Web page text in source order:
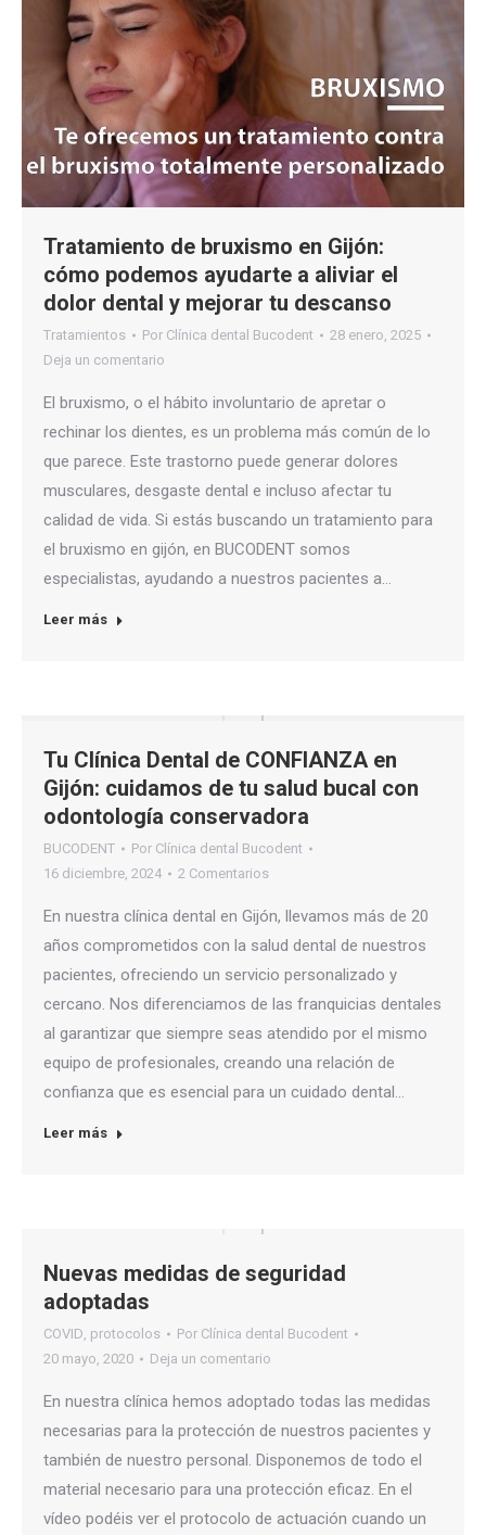
Tratamiento de bruxismo en Gijón:
cómo podemos ayudarte a aliviar el
dolor dental y mejorar tu descanso
Tratamientos Por Clínica dental Bucodent
28 enero, 2025
Deja un comentario
El bruxismo, o el hábito involuntario de apretar o
rechinar los dientes, es un problema más común de lo
que parece. Este trastorno puede generar dolores
musculares, desgaste dental e incluso afectar tu
calidad de vida. Si estás buscando un tratamiento para
el bruxismo en gijón, en BUCODENT somos
especialistas, ayudando a nuestros pacientes a…
Leer más
Tu Clínica Dental de CONFIANZA en
Gijón: cuidamos de tu salud bucal con
odontología conservadora
BUCODENT Por Clínica dental Bucodent
16 diciembre, 2024
2 Comentarios
En nuestra clínica dental en Gijón, llevamos más de 20
años comprometidos con la salud dental de nuestros
pacientes, ofreciendo un servicio personalizado y
cercano. Nos diferenciamos de las franquicias dentales
al garantizar que siempre seas atendido por el mismo
equipo de profesionales, creando una relación de
confianza que es esencial para un cuidado dental…
Leer más
Nuevas medidas de seguridad
adoptadas
COVID, protocolos Por Clínica dental Bucodent
20 mayo, 2020
Deja un comentario
En nuestra clínica hemos adoptado todas las medidas
necesarias para la protección de nuestros pacientes y
también de nuestro personal. Disponemos de todo el
material necesario para una protección eficaz. En el
vídeo podéis ver el protocolo de actuación cuando un